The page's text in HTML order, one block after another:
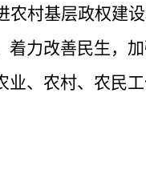
农村基层政权建
着力改善民生，
业、农村、农民